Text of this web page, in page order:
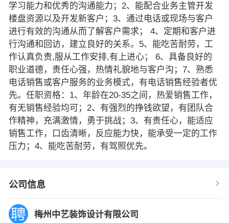
学习能力和优秀的沟通能力；2、能配合业务主管开发
楼盘资源以及开发新客户；3、通过电话或现场与客户
进行有效的沟通从而了解客户需求； 4、定期和客户进
行沟通和回访，建立良好的关系。5、能吃苦耐劳，工
作认真负责,服从工作安排,有上进心； 6、具备良好的
职业道德，责任心强，热情礼貌地与客户沟；7、熟悉
电话销售或客户服务的业务模式，有电话销售经验者优
先。任职资格：1、年龄在20-35之间，热爱销售工作，
有无销售经验均可；2、有强烈的挣钱欲望，有团队合
作精神，充满激情，勇于挑战；3、有责任心，能适应
销售工作，口齿清晰，反应能力快，能承受一定的工作
压力；4、能吃苦耐劳，有驾照优先。
公司信息
梅州中艺装饰设计有限公司